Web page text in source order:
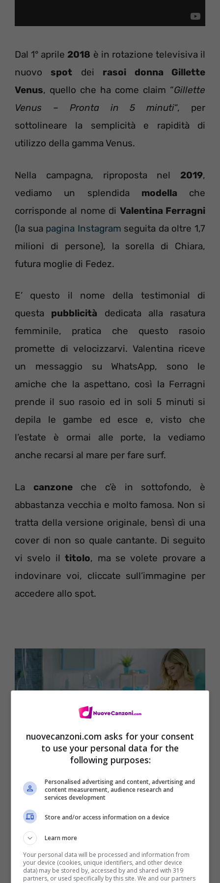
Dal 1° aprile 2018 è in rotazione televisiva il
nuovo spot dei rasoi donna Gillette
Venus, quello che ha come claim “Gillette
Venus – Pronta in 5 minuti“, per
sottolineare la semplicità e rapidità di
utilizzo della gamma Venus.
Nella campagna, riproposta nel 2019,
vediamo un splendida modella che
corrisponde al nome di Valentina Ferragni
(la sua pagina Instagram seguita da oltre 1,7
milioni di persone), la sorella di Chiara,
futura moglie di Fedez.
E’ questo il nome della testimonial di
questa pubblicità dedicata alla rasatura
femminile, pratica che questo rasoio
promette di velocizzarvi. Valentina riceve
un messaggio su WhatsApp, sono le
amiche che la aspettano, così la Ferragni
prende il suo rasoio ed in soli 5 minuti si
depila le gambe ed esce e, visto che
l’estate è ormai alle porte, la vediamo
anche recarsi al mare per fare surf.
La canzoneche c’è in sottofondo, è
abbastanza vecchia e molto famosa. Non si
tratta della versione originale, bensì di una
cover di non so quale cantante. Di seguito
vi svelo iltitolo, ma se volete provare a
indovinare voi, cliccate sull’immagine per
accedere allo spot.
Il titolo della canzone è:
nuovecanzoni.com asks for your consent
to use your personal data for the
following purposes:
Personalised advertising and content, advertising and
content measurement, audience research and
services development
Store and/or access information on a device
Learn more
Your personal data will be processed and information from
your device (cookies, unique identifiers, and other device
data) may be stored by, accessed by and shared with 319
partners, or used specifically by this site. We and our partners